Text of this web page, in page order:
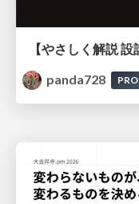
panda728
PRO